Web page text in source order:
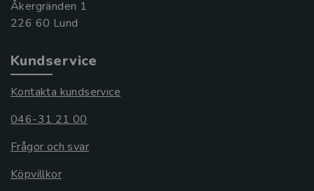
Åkergränden 1
Kundservice
Kontakta kundservice
046-31 21 00
Frågor och svar
Köpvillkor